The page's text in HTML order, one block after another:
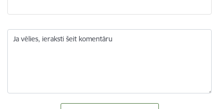
Ja vēlies, ieraksti šeit komentāru